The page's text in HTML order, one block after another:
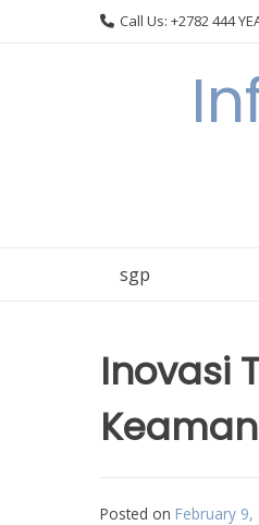
Call Us: +2782 444
sgp
Inovasi
Posted on February 9,